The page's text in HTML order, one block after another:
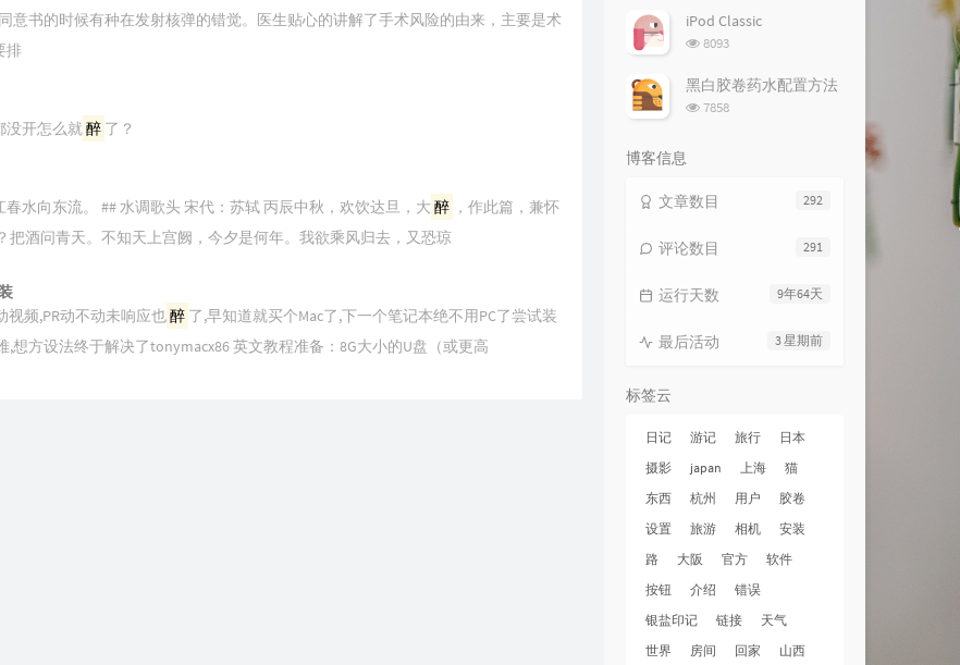
意书的时候有种在发射核弹的错觉。医生贴心的讲解了手术风险的由来，主要是术
排
没开怎么就醉 了？
水向东流。 ## 水调歌头 宋代：苏轼 丙辰中秋，欢饮达旦，大 醉 ，作此篇，兼怀
把酒问青天。不知天上宫阙，今夕是何年。我欲乘风归去，又恐琼
视频,PR动不动未响应也醉 了,早知道就买个Mac了,下一个笔记本绝不用PC了尝试装
,想方设法终于解决了tonymacx86 英文教程准备：8G大小的U盘（或更高
次
iPod Classic
浏
次
数:
8093
黑白胶卷药水配置方法
浏
7858
博客信息
292
文章数目
291
评论数目
9年64天
运行天数
3 星期前
最后活动
标签云
日记 游记 旅行
日本
摄影
japan 上海
猫
东西
杭州 用户
胶卷
设置
旅游 相机
安装
路
大阪 官方
软件
按钮
介绍
错误
银盐印记
链接
天气
世界
房间 回家 山西